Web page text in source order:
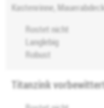
Kastenrinne,
Rostet nicht
Langlebig
Robust
Titanzink